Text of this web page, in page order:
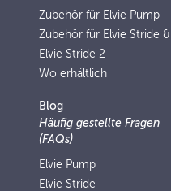
Zubehör für Elvie Pump
Zubehör für Elvie Stride &
Elvie Stride 2
Wo erhältlich
Blog
Häufig gestellte Fragen
(FAQs)
Elvie Pump
Elvie Stride